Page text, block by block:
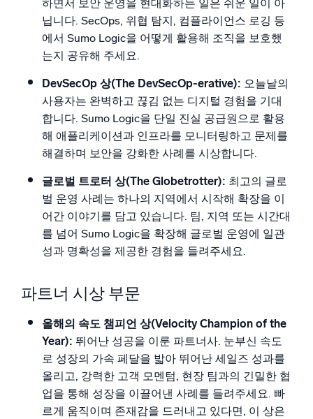
하면서 보안 운영을 현대화하는 일은 쉬운 일이 아
닙니다. SecOps, 위협 탐지, 컴플라이언스 로깅 등
에서 Sumo Logic을 어떻게 활용해 조직을 보호했
는지 공유해 주세요.
DevSecOp 상(The DevSecOp-erative): 오늘날의
사용자는 완벽하고 끊김 없는 디지털 경험을 기대
합니다. Sumo Logic을 단일 진실 공급원으로 활용
해 애플리케이션과 인프라를 모니터링하고 문제를
해결하며 보안을 강화한 사례를 시상합니다.
글로벌 트로터 상(The Globetrotter): 최고의 글로
벌 운영 사례는 하나의 지역에서 시작해 확장을 이
어간 이야기를 담고 있습니다. 팀, 지역 또는 시간대
를 넘어 Sumo Logic을 확장해 글로벌 운영에 일관
성과 명확성을 제공한 경험을 들려주세요.
파트너 시상 부문
올해의 속도 챔피언 상(Velocity Champion of the
Year): 뛰어난 성공을 이룬 파트너사. 눈부신 속도
로 성장의 가속 페달을 밟아 뛰어난 세일즈 성과를
올리고, 강력한 고객 모멘텀, 현장 팀과의 긴밀한 협
업을 통해 성장을 이끌어낸 사례를 들려주세요. 빠
르게 움직이며 존재감을 드러내고 있다면, 이 상은